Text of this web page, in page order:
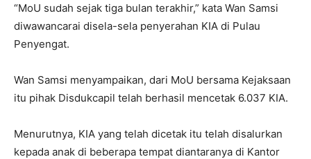
“MoU sudah sejak tiga bulan terakhir,” kata Wan Samsi
diwawancarai disela-sela penyerahan KIA di Pulau
Penyengat.
Wan Samsi menyampaikan, dari MoU bersama Kejaksaan
itu pihak Disdukcapil telah berhasil mencetak 6.037 KIA.
Menurutnya, KIA yang telah dicetak itu telah disalurkan
kepada anak di beberapa tempat diantaranya di Kantor